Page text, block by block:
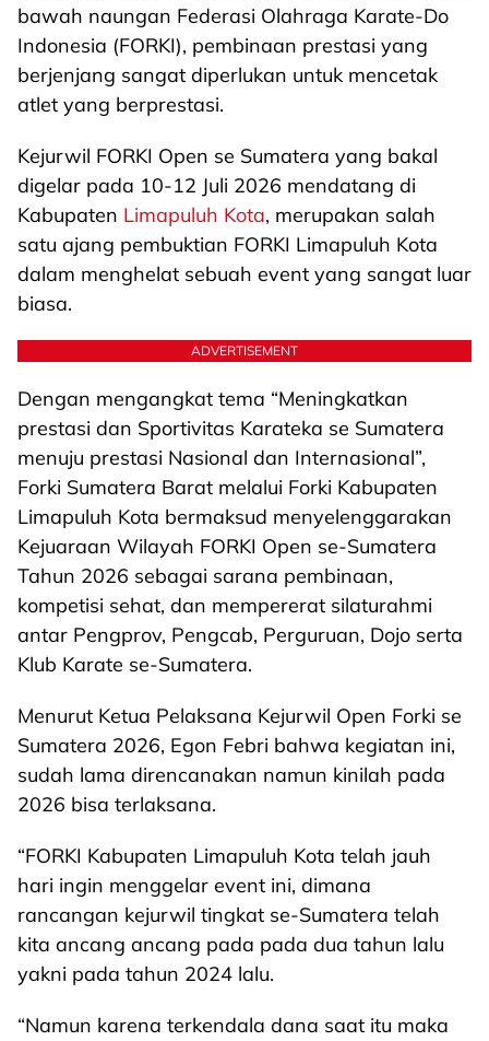
bawah naungan Federasi Olahraga Karate-Do
Indonesia (FORKI), pembinaan prestasi yang
berjenjang sangat diperlukan untuk mencetak
atlet yang berprestasi.
Kejurwil FORKI Open se Sumatera yang bakal
digelar pada 10-12 Juli 2026 mendatang di
Kabupaten Limapuluh Kota, merupakan salah
satu ajang pembuktian FORKI Limapuluh Kota
dalam menghelat sebuah event yang sangat luar
biasa.
ADVERTISEMENT
Dengan mengangkat tema “Meningkatkan
prestasi dan Sportivitas Karateka se Sumatera
menuju prestasi Nasional dan Internasional”,
Forki Sumatera Barat melalui Forki Kabupaten
Limapuluh Kota bermaksud menyelenggarakan
Kejuaraan Wilayah FORKI Open se-Sumatera
Tahun 2026 sebagai sarana pembinaan,
kompetisi sehat, dan mempererat silaturahmi
antar Pengprov, Pengcab, Perguruan, Dojo serta
Klub Karate se-Sumatera.
Menurut Ketua Pelaksana Kejurwil Open Forki se
Sumatera 2026, Egon Febri bahwa kegiatan ini,
sudah lama direncanakan namun kinilah pada
2026 bisa terlaksana.
“FORKI Kabupaten Limapuluh Kota telah jauh
hari ingin menggelar event ini, dimana
rancangan kejurwil tingkat se-Sumatera telah
kita ancang ancang pada pada dua tahun lalu
yakni pada tahun 2024 lalu.
“Namun karena terkendala dana saat itu maka